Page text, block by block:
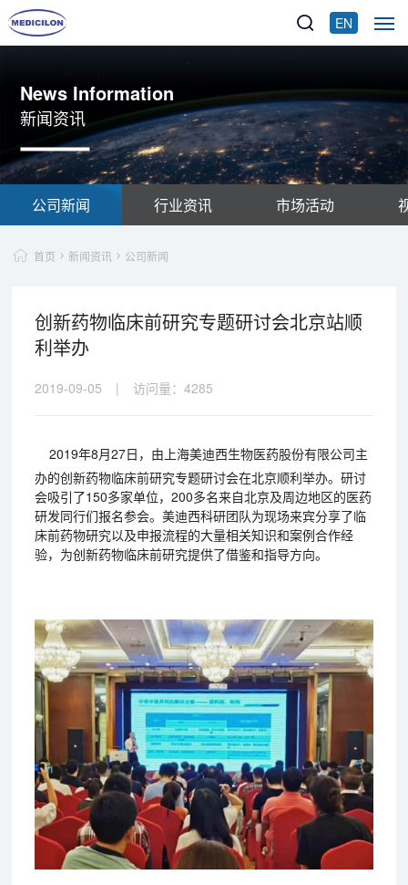
EN
News Information
新闻资讯
公司新闻 行业资讯 市场活动
首页 新闻资讯 公司新闻
创新药物临床前研究专题研讨会北京站顺
利举办
2019-09-05 | 访问量：4285
2019年8月27日，由上海美迪西生物医药股份有限公司主
办的创新药物临床前研究专题研讨会在北京顺利举办。研讨
会吸引了150多家单位，200多名来自北京及周边地区的医药
研发同行们报名参会。美迪西科研团队为现场来宾分享了临
床前药物研究以及申报流程的大量相关知识和案例合作经
验，为创新药物临床前研究提供了借鉴和指导方向。